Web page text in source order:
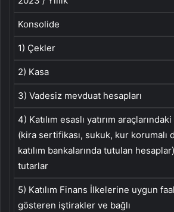
Konsolide
1) Çekler
2) Kasa
3) Vadesiz mevduat hesapları
4) Katılım esaslı yatırım araçlarındaki
(kira sertifikası, sukuk, kur korumalı
katılım bankalarında tutulan hesaplar)
tutarlar
5) Katılım Finans İlkelerine uygun
gösteren iştirakler ve bağlı